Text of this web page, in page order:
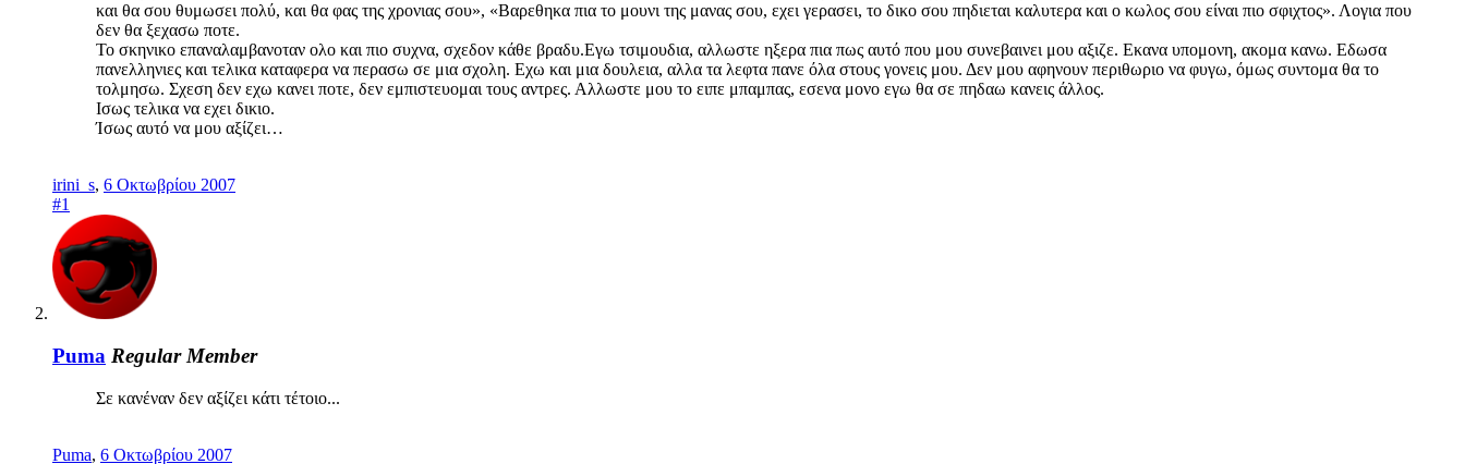
και θα σου θυμωσει πολύ, και θα φας της χρονιας σου», «Βαρεθηκα πια το μουνι της μανας σου, εχει γερασει, το δικο σου πηδιεται καλυτερα και ο κωλος σου είναι πιο σφιχτος». Λογια που
δεν θα ξεχασω ποτε.
Το σκηνικο επαναλαμβανοταν ολο και πιο συχνα, σχεδον κάθε βραδυ.Εγω τσιμουδια, αλλωστε ηξερα πια πως αυτό που μου συνεβαινει μου αξιζε. Εκανα υπομονη, ακομα κανω. Εδωσα
πανελληνιες και τελικα καταφερα να περασω σε μια σχολη. Εχω και μια δουλεια, αλλα τα λεφτα πανε όλα στους γονεις μου. Δεν μου αφηνουν περιθωριο να φυγω, όμως συντομα θα το
τολμησω. Σχεση δεν εχω κανει ποτε, δεν εμπιστευομαι τους αντρες. Αλλωστε μου το ειπε μπαμπας, εσενα μονο εγω θα σε πηδαω κανεις άλλος.
Ισως τελικα να εχει δικιο.
Ίσως αυτό να μου αξίζει…
irini_s, 6 Οκτωβρίου 2007
#1
Puma Regular Member
Σε κανέναν δεν αξίζει κάτι τέτοιο...
Puma, 6 Οκτωβρίου 2007